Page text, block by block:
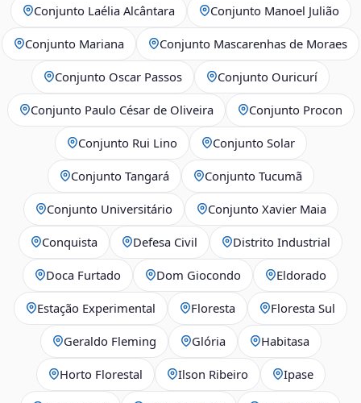
Conjunto Laélia Alcântara Conjunto Manoel Julião
Conjunto Mariana Conjunto Mascarenhas de Moraes
Conjunto Oscar Passos Conjunto Ouricurí
Conjunto Paulo César de Oliveira Conjunto Procon
Conjunto Rui Lino Conjunto Solar
Conjunto Tangará Conjunto Tucumã
Conjunto Universitário Conjunto Xavier Maia
Conquista Defesa Civil Distrito Industrial
Doca Furtado Dom Giocondo Eldorado
Estação Experimental Floresta Floresta Sul
Geraldo Fleming Glória Habitasa
Horto Florestal Ilson Ribeiro Ipase